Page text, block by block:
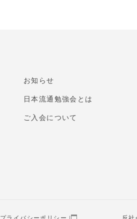
お知らせ
日本流通勉強会とは
ご入会について